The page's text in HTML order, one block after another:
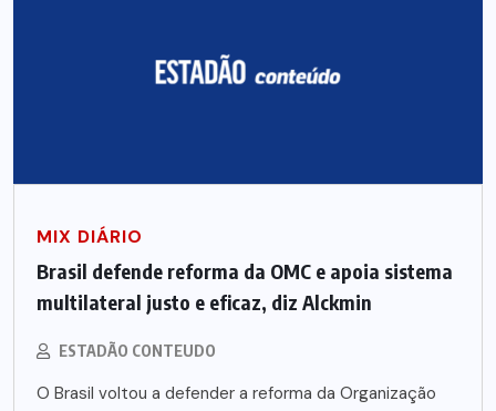
MIX DIÁRIO
Brasil defende reforma da OMC e apoia sistema
multilateral justo e eficaz, diz Alckmin
ESTADÃO CONTEUDO
O Brasil voltou a defender a reforma da Organização